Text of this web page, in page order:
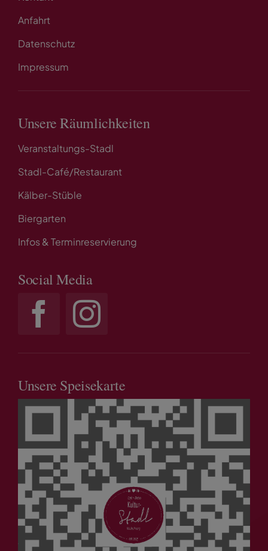
Anfahrt
Datenschutz
Impressum
Unsere Räumlichkeiten
Veranstaltungs-Stadl
Stadl-Café/Restaurant
Kälber-Stüble
Biergarten
Infos & Terminreservierung
Social Media
Unsere Speisekarte